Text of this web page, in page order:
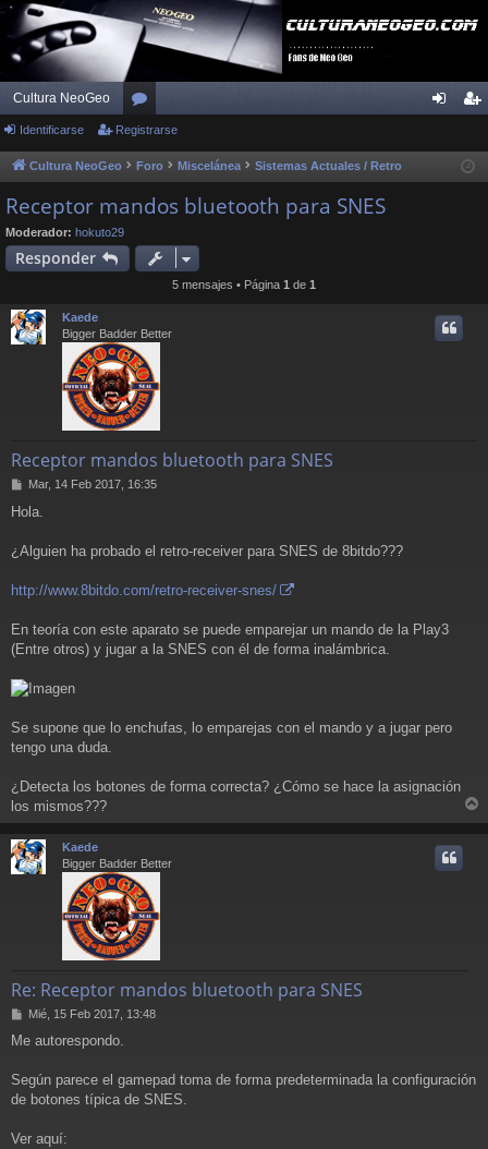
Cultura NeoGeo
or
os ist
Identificarse Registrarse
Cultura NeoGeo Foro Miscelánea Sistemas Actuales / Retro
Receptor mandos bluetooth para SNES
Moderador: hokuto29
Responder
5 mensajes • Página 1 de 1
Kaede
Bigger Badder Better
Receptor mandos bluetooth para SNES
M
n
a
Mar, 14 Feb 2017, 16:35
Hola.
¿Alguien ha probado el retro-receiver para SNES de 8bitdo???
http://www.8bitdo.com/retro-receiver-snes/
En teoría con este aparato se puede emparejar un mando de la Play3
(Entre otros) y jugar a la SNES con él de forma inalámbrica.
Se supone que lo enchufas, lo emparejas con el mando y a jugar pero
tengo una duda.
¿Detecta los botones de forma correcta? ¿Cómo se hace la asignación
los mismos???
r
Kaede
Bigger Badder Better
Re: Receptor mandos bluetooth para SNES
M
n
a
j
Mié, 15 Feb 2017, 13:48
Me autorespondo.
Según parece el gamepad toma de forma predeterminada la configuración
de botones típica de SNES.
Ver aquí: